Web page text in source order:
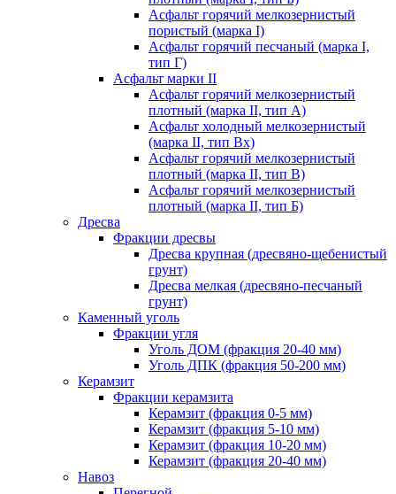
Асфальт горячий мелкозернистый
пористый (марка I)
Асфальт горячий песчаный (марка I,
тип Г)
Асфальт марки II
Асфальт горячий мелкозернистый
плотный (марка II, тип А)
Асфальт холодный мелкозернистый
(марка II, тип Вх)
Асфальт горячий мелкозернистый
плотный (марка II, тип В)
Асфальт горячий мелкозернистый
плотный (марка II, тип Б)
Дресва
Фракции дресвы
Дресва крупная (дресвяно-щебенистый
грунт)
Дресва мелкая (дресвяно-песчаный
грунт)
Каменный уголь
Фракции угля
Уголь ДОМ (фракция 20-40 мм)
Уголь ДПК (фракция 50-200 мм)
Керамзит
Фракции керамзита
Керамзит (фракция 0-5 мм)
Керамзит (фракция 5-10 мм)
Керамзит (фракция 10-20 мм)
Керамзит (фракция 20-40 мм)
Навоз